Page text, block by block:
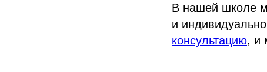
В нашей школе
и
консультацию, и